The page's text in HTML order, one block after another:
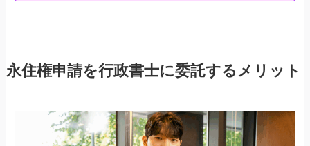
永住権申請を行政書士に委託するメリット